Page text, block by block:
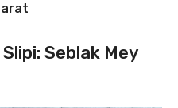
Seblak Mey